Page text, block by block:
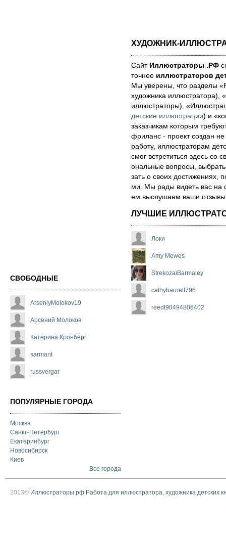
СВОБОДНЫЕ
ArseniyMolokov19
Арсений Молоков
Катерина Кронберг
sarmant
russvergar
ПОПУЛЯРНЫЕ ГОРОДА
Москва
Санкт-Петербург
Екатеринбург
Новосибирск
Киев
Все города
ХУДОЖНИК-
Сайт Иллюстраторы .РФ
точнее иллюстраторов
Мы уве­ре­ны, что раз­де­лы
художника иллюстратора),
иллюстраторы),
детские иллюстрации) и
за­каз­чи­кам которым
фри­ланс - про­ект соз­дан
ра­бо­ту, иллюстраторам
смог встре­тить­ся здесь со
ональ­ные воп­ро­сы,
зать о сво­их
ми. Мы рады ви­деть вас на
ем выс­лу­ша­ем ва­ши от­зы­вы
ЛУЧШИЕ
Локи
Amy Mewes
StrekozaiBarmaley
cathybarnett796
reedt90494806402
2013© Иллюстраторы.рф Работа для иллюстратора, художника детских